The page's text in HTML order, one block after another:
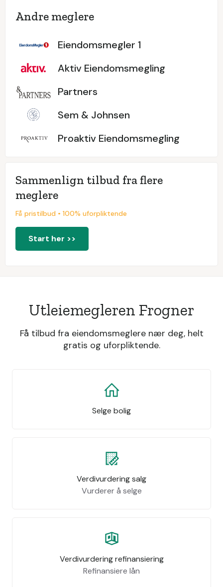
Andre meglere
Eiendomsmegler 1
Aktiv Eiendomsmegling
Partners
Sem & Johnsen
Proaktiv Eiendomsmegling
Sammenlign tilbud fra flere
meglere
Få pristilbud • 100% uforpliktende
Start her >>
Utleiemegleren Frogner
Få tilbud fra eiendomsmeglere nær deg, helt
gratis og uforpliktende.
Selge bolig
Verdivurdering salg
Vurderer å selge
Verdivurdering refinansiering
Refinansiere lån